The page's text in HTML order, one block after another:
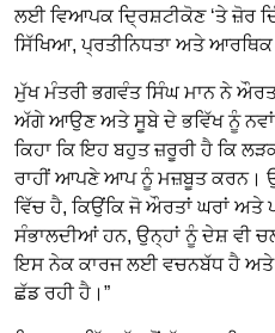
ਲਈ ਵਿਆਪਕ ਦ੍ਰਿਸ਼ਟੀਕੋਣ ‘ਤੇ ਜ਼ੋਰ
ਸਿੱਖਿਆ, ਪ੍ਰਤੀਨਿਧਤਾ ਅਤੇ
ਮੁੱਖ ਮੰਤਰੀ ਭਗਵੰਤ ਸਿੰਘ ਮਾਨ ਨੇ
ਅੱਗੇ ਆਉਣ ਅਤੇ ਸੂਬੇ ਦੇ ਭਵਿੱਖ ਨੂੰ ਨਵਾਂ
ਕਿਹਾ ਕਿ ਇਹ ਬਹੁਤ ਜ਼ਰੂਰੀ ਹੈ ਕਿ
ਰਾਹੀਂ ਆਪਣੇ ਆਪ ਨੂੰ ਮਜ਼ਬੂਤ ਕਰਨ।
ਵਿੱਚ ਹੈ, ਕਿਉਂਕਿ ਜੋ ਔਰਤਾਂ ਘਰਾਂ ਅਤੇ
ਸੰਭਾਲਦੀਆਂ ਹਨ, ਉਨ੍ਹਾਂ ਨੂੰ ਦੇਸ਼ ਵੀ
ਇਸ ਨੇਕ ਕਾਰਜ ਲਈ ਵਚਨਬੱਧ ਹੈ
ਛੱਡ ਰਹੀ ਹੈ।”